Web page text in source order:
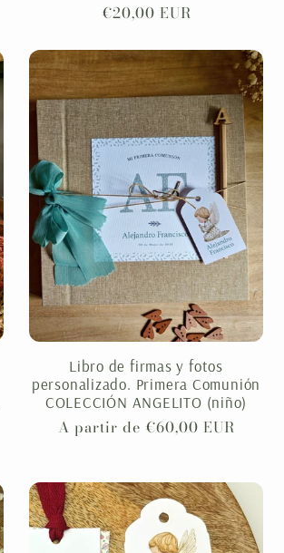
Precio
€20,00 EUR
Libro de firmas y fotos
personalizado. Primera Comunión
COLECCIÓN ANGELITO (niño)
Precio
A partir de €60,00 EUR